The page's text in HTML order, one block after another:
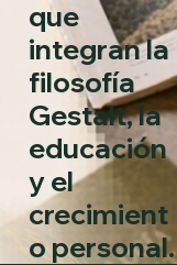
que
integran la
filosofía
Gestalt, la
educación
y el
crecimient
o personal.